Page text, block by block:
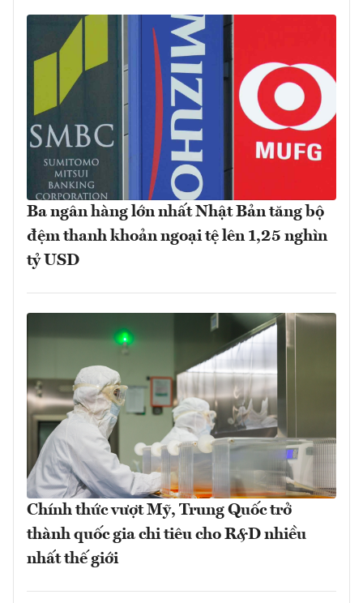
Ba ngân hàng lớn nhất Nhật Bản tăng bộ
đệm thanh khoản ngoại tệ lên 1,25 nghìn
tỷ USD
Chính thức vượt Mỹ, Trung Quốc trở
thành quốc gia chi tiêu cho R&D nhiều
nhất thế giới